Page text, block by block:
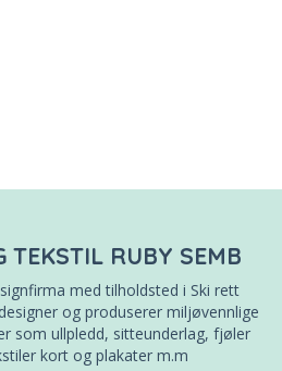
TEKSTIL RUBY SEMB
med tilholdsted i Ski rett
og produserer miljøvennlige
som ullpledd, sitteunderlag, fjøler
kort og plakater m.m